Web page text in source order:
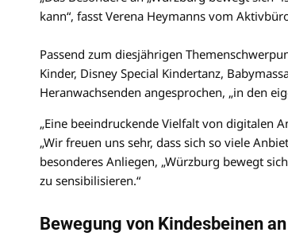
kann“, fasst Verena Heymanns vom
Passend zum diesjährigen
Kinder, Disney Special Kindertanz,
Heranwachsenden angesprochen, „in den
„Eine beeindruckende Vielfalt von digitalen
„Wir freuen uns sehr, dass sich so viele
besonderes Anliegen, „Würzburg bewegt
zu sensibilisieren.“
Bewegung von Kindesbeinen an